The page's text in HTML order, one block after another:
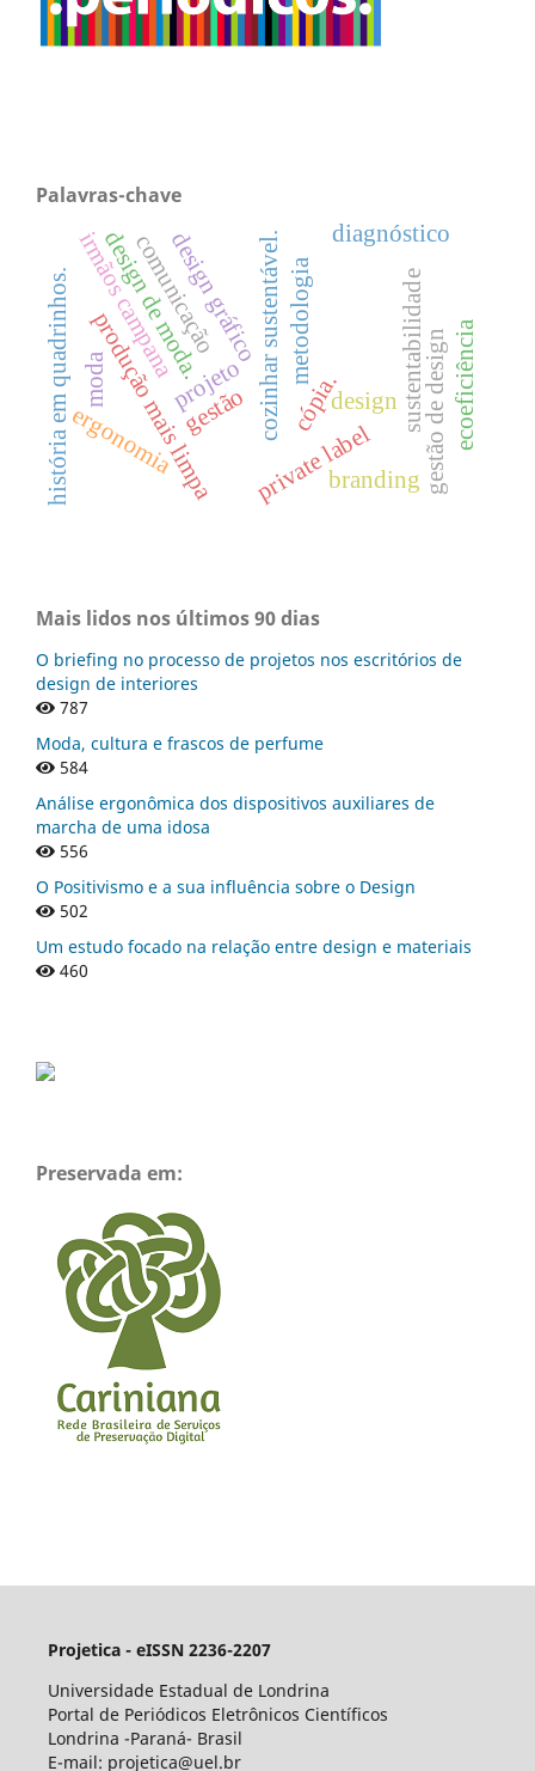
Palavras-chave
projeto metodologia
design de moda.
design
cozinhar sustentável. sustentabilidade
produção mais limpa private label
cópia.
gestão
design gráfico
história em quadrinhos.
diagnóstico
gestão de design
branding
ergonomia
moda ecoeficiência
irmãos campana
comunicação
Mais lidos nos últimos 90 dias
O briefing no processo de projetos nos escritórios de
design de interiores
787
Moda, cultura e frascos de perfume
584
Análise ergonômica dos dispositivos auxiliares de
marcha de uma idosa
556
O Positivismo e a sua influência sobre o Design
502
Um estudo focado na relação entre design e materiais
460
Preservada em:
Projetica - eISSN 2236-2207
Universidade Estadual de Londrina
Portal de Periódicos Eletrônicos Científicos
Londrina -Paraná- Brasil
E-mail: projetica@uel.br